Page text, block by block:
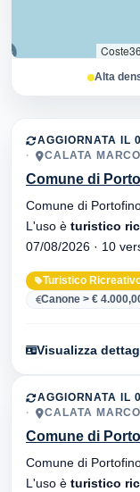
Alta
AGGIORNATA IL
CALATA
Comune di
Comune di
L'uso è turistico
07/08/
Turistico
Canone > €
Visualizza
AGGIORNATA IL
CALATA
Comune di
Comune di
L'uso è turistico